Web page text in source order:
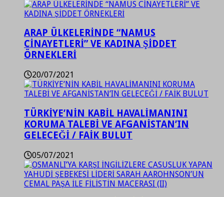
ARAP ÜLKELERİNDE “NAMUS
CİNAYETLERİ” VE KADINA ŞİDDET
ÖRNEKLERİ
20/07/2021
TÜRKİYE’NİN KABİL HAVALİMANINI
KORUMA TALEBİ VE AFGANİSTAN’IN
GELECEĞİ / FAİK BULUT
05/07/2021